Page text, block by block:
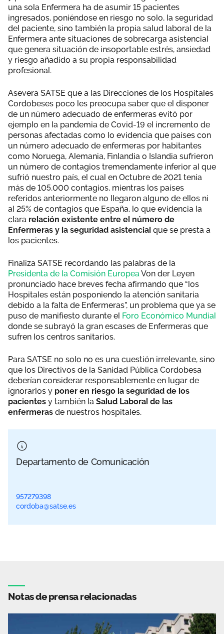
una sola Enfermera ha de asumir 15 pacientes
ingresados, poniéndose en riesgo no solo, la seguridad
del paciente, sino también la propia salud laboral de la
Enfermera ante situaciones de sobrecarga asistencial
que genera situación de insoportable estrés, ansiedad
y riesgo añadido a su propia responsabilidad
profesional.
Asevera SATSE que a las Direcciones de los Hospitales
Cordobeses poco les preocupa saber que el disponer
de un número adecuado de enfermeras evitó por
ejemplo en la pandemia de Covid-19 el incremento de
personas afectadas como lo evidencia que países con
un número adecuado de enfermeras por habitantes
como Noruega, Alemania, Finlandia o Islandia sufrieron
un número de contagios tremendamente inferior al que
sufrió nuestro país, el cual en Octubre de 2021 tenía
más de 105.000 contagios, mientras los países
referidos anteriormente no llegaron alguno de ellos ni
al 25% de contagios que España, lo que evidencia la
clara relación existente entre el número de
Enfermeras y la seguridad asistencial que se presta a
los pacientes.
Finaliza SATSE recordando las palabras de la
Presidenta de la Comisión EuropeaVon der Leyen
pronunciado hace breves fecha afirmando que “los
Hospitales están posponiendo la atención sanitaria
debido a la falta de Enfermeras”, un problema que ya se
puso de manifiesto durante el Foro Económico Mundial
donde se subrayó la gran escases de Enfermeras que
sufren los centros sanitarios.
Para SATSE no solo no es una cuestión irrelevante, sino
que los Directivos de la Sanidad Pública Cordobesa
deberían considerar responsablemente en lugar de
ignorarlos y poner en riesgo la seguridad de los
pacientes y también la Salud Laboral de las
enfermeras de nuestros hospitales.
Departamento de Comunicación
957279398
cordoba@satse.es
Notas de prensa relacionadas